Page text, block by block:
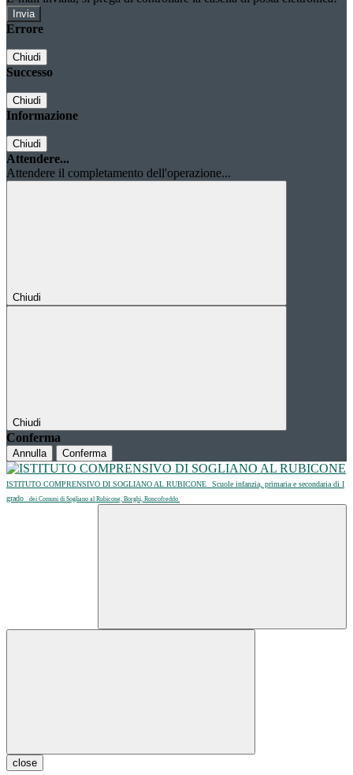
Errore
Chiudi
Successo
Chiudi
Informazione
Chiudi
Attendere...
Attendere il completamento dell'operazione...
Chiudi
Chiudi
Conferma
Annulla Conferma
ISTITUTO COMPRENSIVO DI SOGLIANO AL RUBICONE
Scuole infanzia, primaria e secondaria di I
grado
dei Comuni di Sogliano al Rubicone, Borghi, Roncofreddo
close